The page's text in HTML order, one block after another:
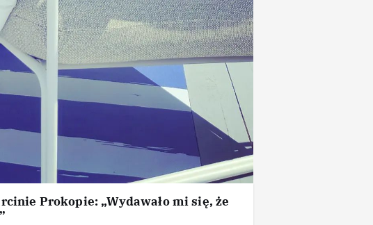
Prokopie: „Wydawało mi się, że